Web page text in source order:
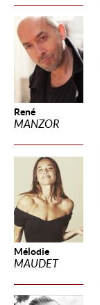
René
MANZOR
Mélodie
MAUDET